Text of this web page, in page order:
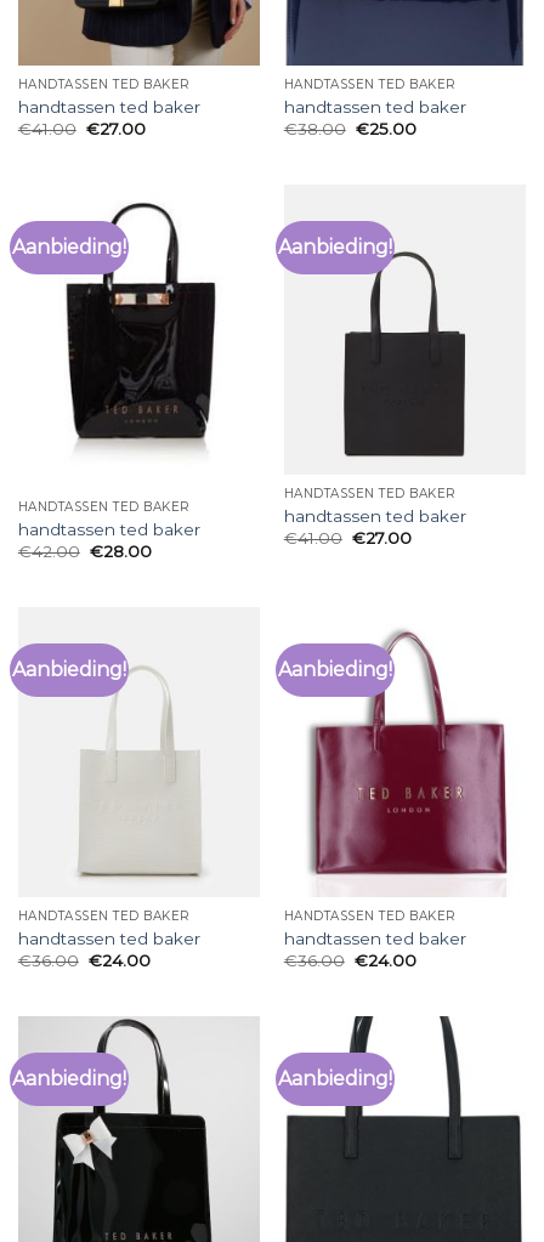
HANDTASSEN TED BAKER
handtassen ted baker
€41.00 €27.00
HANDTASSEN TED BAKER
handtassen ted baker
€38.00 €25.00
Aanbieding!
HANDTASSEN TED BAKER
handtassen ted baker
€42.00 €28.00
Aanbieding!
HANDTASSEN TED BAKER
handtassen ted baker
€41.00 €27.00
Aanbieding!
HANDTASSEN TED BAKER
handtassen ted baker
€36.00 €24.00
Aanbieding!
HANDTASSEN TED BAKER
handtassen ted baker
€36.00 €24.00
Aanbieding! Aanbieding!